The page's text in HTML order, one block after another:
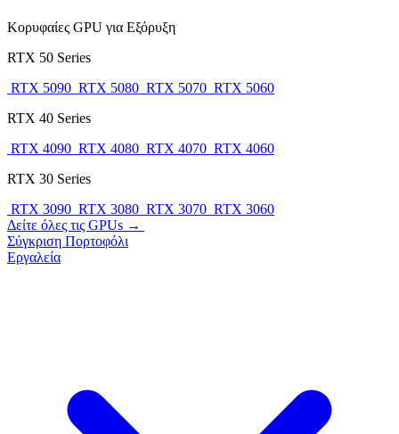
Κορυφαίες GPU για Εξόρυξη
RTX 50 Series
RTX 5090 RTX 5080 RTX 5070 RTX 5060
RTX 40 Series
RTX 4090 RTX 4080 RTX 4070 RTX 4060
RTX 30 Series
RTX 3090 RTX 3080 RTX 3070 RTX 3060
Δείτε όλες τις GPUs →
Σύγκριση Πορτοφόλι
Εργαλεία